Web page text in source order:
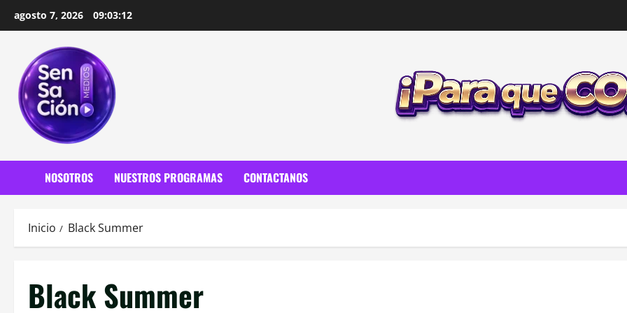
agosto 7, 2026 09:03:14
NOSOTROS NUESTROS PROGRAMAS CONTACTANOS
Inicio Black Summer
Black Summer